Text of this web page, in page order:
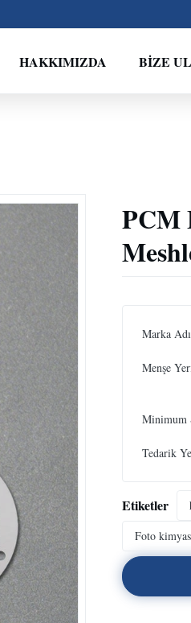
HAKKIMIZDA BIZE
PCM
Marka
Menşe
Minimum
Tedarik
Etiketler
Foto